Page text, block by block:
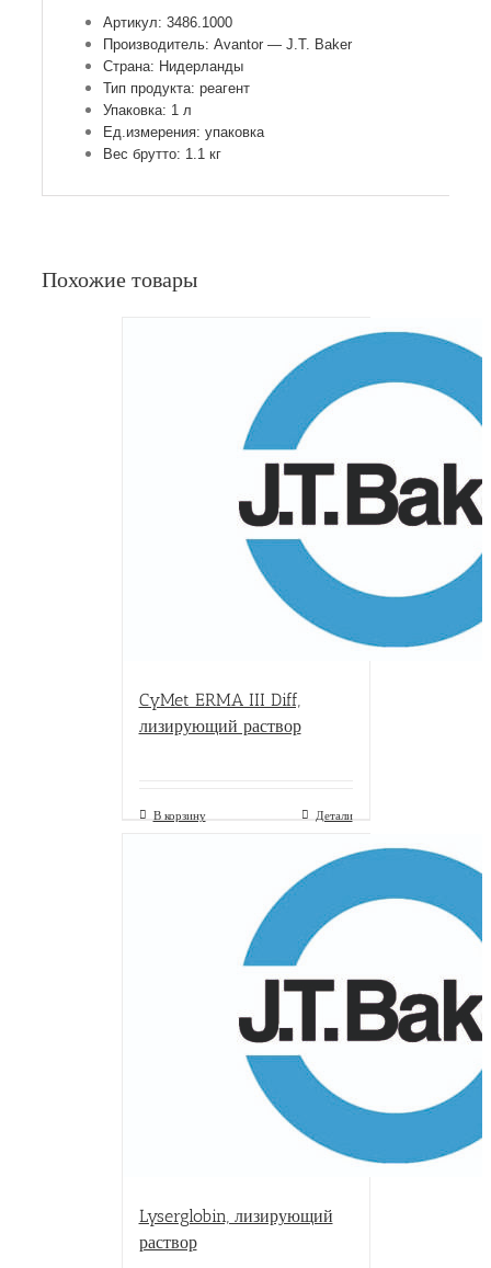
Артикул: 3486.1000
Производитель: Avantor — J.T. Baker
Страна: Нидерланды
Тип продукта: реагент
Упаковка: 1 л
Ед.измерения: упаковка
Вес брутто: 1.1 кг
Похожие товары
CyMet ERMA III Diff,
лизирующий раствор
В корзину Детали
Lyserglobin, лизирующий
раствор